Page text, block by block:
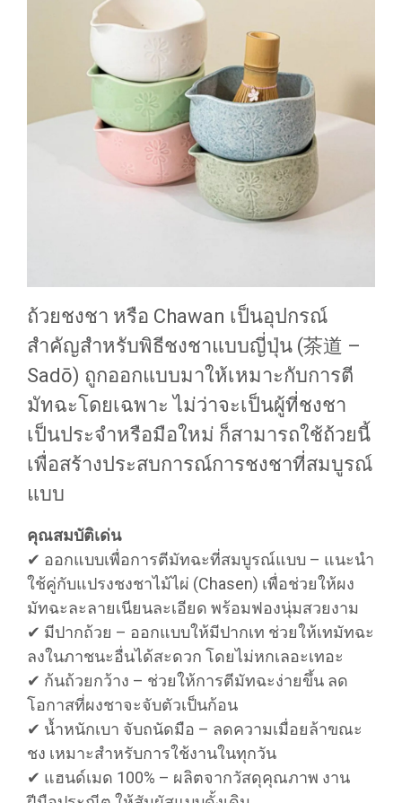
ถ้วยชงชา หรือ Chawan เป็นอุปกรณ์
สำคัญสำหรับพิธีชงชาแบบญี่ปุ่น (茶道 –
Sadō) ถูกออกแบบมาให้เหมาะกับการตี
มัทฉะโดยเฉพาะ ไม่ว่าจะเป็นผู้ที่ชงชา
เป็นประจำหรือมือใหม่ ก็สามารถใช้ถ้วยนี้
เพื่อสร้างประสบการณ์การชงชาที่สมบูรณ์
แบบ
คุณสมบัติเด่น
✔ ออกแบบเพื่อการตีมัทฉะที่สมบูรณ์แบบ – แนะนำ
ใช้คู่กับแปรงชงชาไม้ไผ่ (Chasen) เพื่อช่วยให้ผง
มัทฉะละลายเนียนละเอียด พร้อมฟองนุ่มสวยงาม
✔ มีปากถ้วย – ออกแบบให้มีปากเท ช่วยให้เทมัทฉะ
ลงในภาชนะอื่นได้สะดวก โดยไม่หกเลอะเทอะ
✔ ก้นถ้วยกว้าง – ช่วยให้การตีมัทฉะง่ายขึ้น ลด
โอกาสที่ผงชาจะจับตัวเป็นก้อน
✔ น้ำหนักเบา จับถนัดมือ – ลดความเมื่อยล้าขณะ
ชง เหมาะสำหรับการใช้งานในทุกวัน
✔ แฮนด์เมด 100% – ผลิตจากวัสดุคุณภาพ งาน